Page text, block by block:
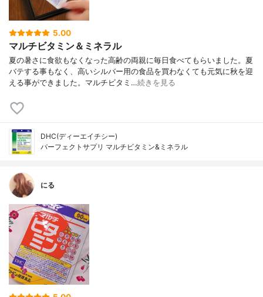
5.00
マルチビタミン＆ミネラル
夏の暑さに食欲もなくなった高齢の両親に毎日食べてもらいました。夏
バテする事もなく、高いシルバー用の食品を買わなくても元気に秋を迎
える事ができました。マルチビタミ…続きを見る
DHC(ディーエイチシー)
パーフェクトサプリ マルチビタミン&ミネラル
にる